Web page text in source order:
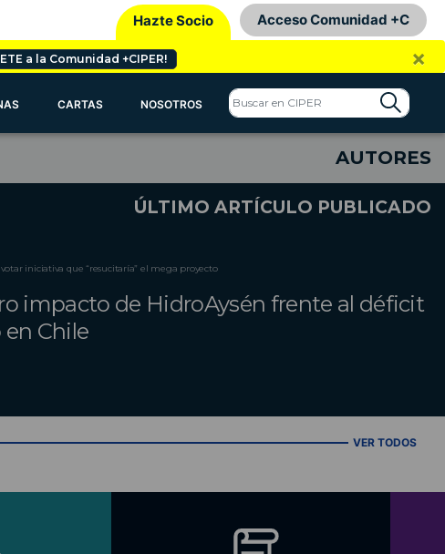
Hazte Socio Acceso Comunidad +C
a la Comunidad +CIPER! ×
CARTAS NOSOTROS
AUTORES
ÚLTIMO ARTÍCULO PUBLICADO
iniciativa que “resucitaría” el mega proyecto
impacto de HidroAysén frente al déficit
Chile
VER TODOS